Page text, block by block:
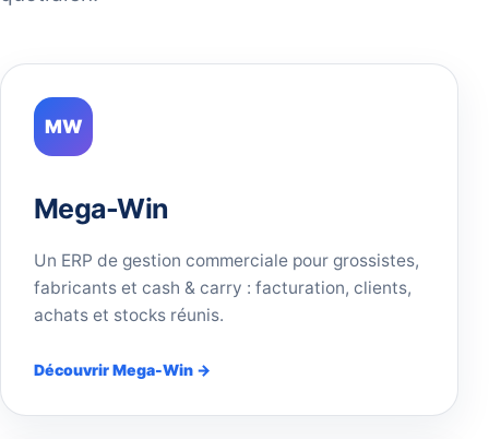
MW
Mega-Win
Un ERP de gestion commerciale pour grossistes,
fabricants et cash & carry : facturation, clients,
achats et stocks réunis.
Découvrir Mega-Win →